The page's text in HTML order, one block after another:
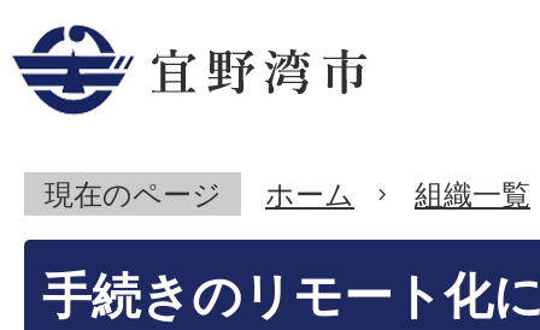
現在のページ ホーム 組織一覧
手続きのリモート化